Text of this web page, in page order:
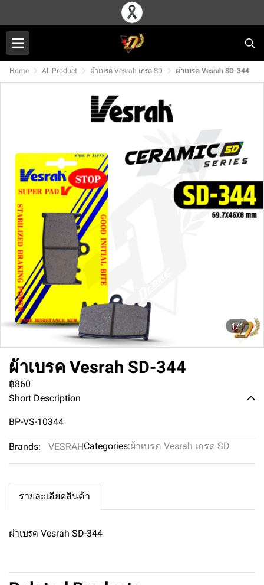
Home All Product ผ้าเบรค Vesrah เกรด SD ผ้าเบรค Vesrah SD-344
1/1
ผ้าเบรค Vesrah SD-344
฿860
Short Description
BP-VS-10344
Brands: VESRAHCategories:ผ้าเบรค Vesrah เกรด SD
รายละเอียดสินค้า
ผ้าเบรค Vesrah SD-344